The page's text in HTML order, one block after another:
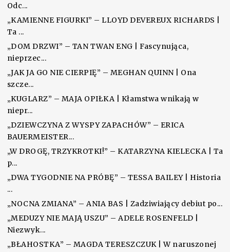
Odc...
„KAMIENNE FIGURKI” – LLOYD DEVEREUX RICHARDS |
Ta ...
„DOM DRZWI” – TAN TWAN ENG | Fascynująca,
nieprzec...
„JAK JA GO NIE CIERPIĘ” – MEGHAN QUINN | Ona
szcze...
„KUGLARZ” – MAJA OPIŁKA | Kłamstwa wnikają w
niepr...
„DZIEWCZYNA Z WYSPY ZAPACHÓW” – ERICA
BAUERMEISTER...
„W DROGĘ, TRZYKROTKI!” – KATARZYNA KIELECKA | Ta
p...
„DWA TYGODNIE NA PRÓBĘ” – TESSA BAILEY | Historia
...
„NOCNA ZMIANA” – ANIA BAS | Zadziwiający debiut po...
„MEDUZY NIE MAJĄ USZU” – ADELE ROSENFELD |
Niezwyk...
„BŁAHOSTKA” – MAGDA TERESZCZUK | W naruszonej